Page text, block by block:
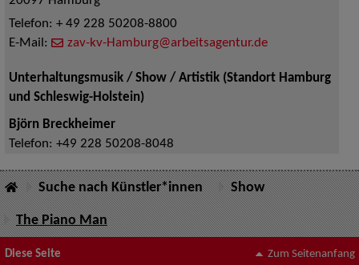
Telefon: + 49 228 50208-8800
E-Mail:
zav-kv-Hamburg@arbeitsagentur.de
Unterhaltungsmusik / Show / Artistik (Standort Hamburg
und Schleswig-Holstein)
Björn Breckheimer
Telefon: +49 228 50208-8048
Suche nach Künstler*innen Show
The Piano Man
Diese Seite Zum Seitenanfang